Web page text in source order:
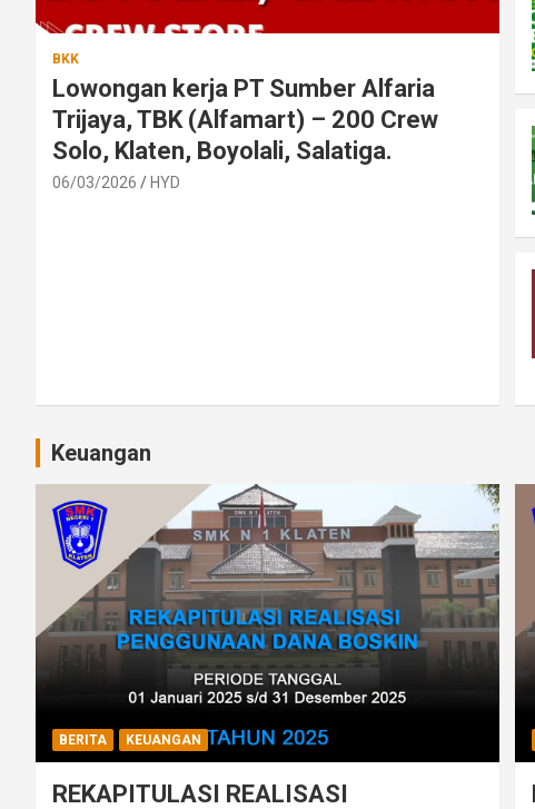
BKK
Lowongan kerja PT Sumber Alfaria
Trijaya, TBK (Alfamart) – 200 Crew
Solo, Klaten, Boyolali, Salatiga.
06/03/2026 HYD
Keuangan
BERITA KEUANGAN
REKAPITULASI REALISASI